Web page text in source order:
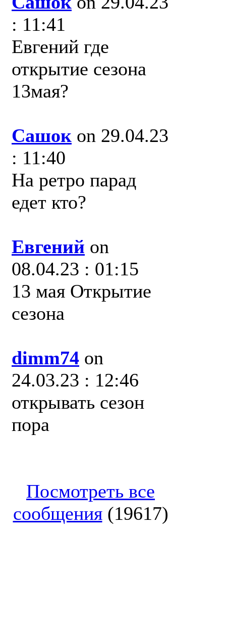
: 11:41
Евгений где
открытие сезона
13мая?
Сашок on 29.04.23
: 11:40
На ретро парад
едет кто?
Евгений on
08.04.23 : 01:15
13 мая Открытие
сезона
dimm74 on
24.03.23 : 12:46
открывать сезон
пора
Посмотреть все
сообщения(19617)